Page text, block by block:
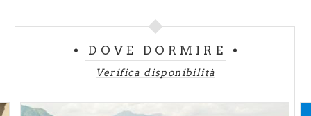
DOVE DORMIRE
Verifica disponibilità